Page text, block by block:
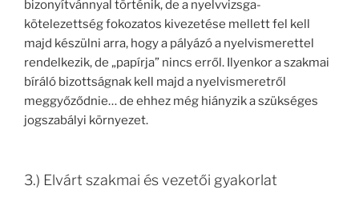
bizonyítvánnyal történik, de a nyelvvizsga-
kötelezettség fokozatos kivezetése mellett fel kell
majd készülni arra, hogy a pályázó a nyelvismerettel
rendelkezik, de „papírja” nincs erről. Ilyenkor a szakmai
bíráló bizottságnak kell majd a nyelvismeretről
meggyőződnie… de ehhez még hiányzik a szükséges
jogszabályi környezet.
3.) Elvárt szakmai és vezetői gyakorlat